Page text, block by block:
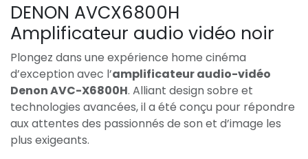
DENON AVCX6800H
Amplificateur audio vidéo noir
Plongez dans une expérience home cinéma
d’exception avec l’amplificateur audio-vidéo
Denon AVC-X6800H. Alliant design sobre et
technologies avancées, il a été conçu pour répondre
aux attentes des passionnés de son et d’image les
plus exigeants.